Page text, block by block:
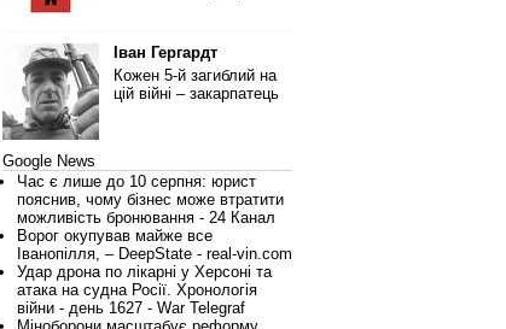
Іван Гергардт
Кожен 5-й загиблий на
цій війні – закарпатець
Google News
Час є лише до 10 серпня: юрист
пояснив, чому бізнес може втратити
можливість бронювання - 24 Канал
Ворог окупував майже все
Іванопілля, – DeepState - real-vin.com
Удар дрона по лікарні у Херсоні та
атака на судна Росії. Хронологія
війни - день 1627 - War Telegraf